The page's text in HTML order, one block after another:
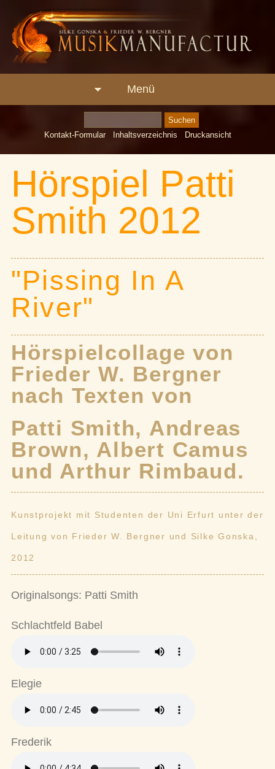
Menü
Kontakt-Formular Inhaltsverzeichnis Druckansicht
Hörspiel Patti
Smith 2012
"Pissing In A
River"
Hörspielcollage von
Frieder W. Bergner
nach Texten von
Patti Smith, Andreas
Brown, Albert Camus
und Arthur Rimbaud.
Kunstprojekt mit Studenten der Uni Erfurt unter der
Leitung von Frieder W. Bergner und Silke Gonska,
2012
Originalsongs: Patti Smith
Schlachtfeld Babel
Elegie
Frederik